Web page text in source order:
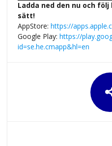
Ladda ned den nu och följ
sätt!
AppStore: https://apps.app
Google Play: https://
id=se.he.cmapp&hl=en